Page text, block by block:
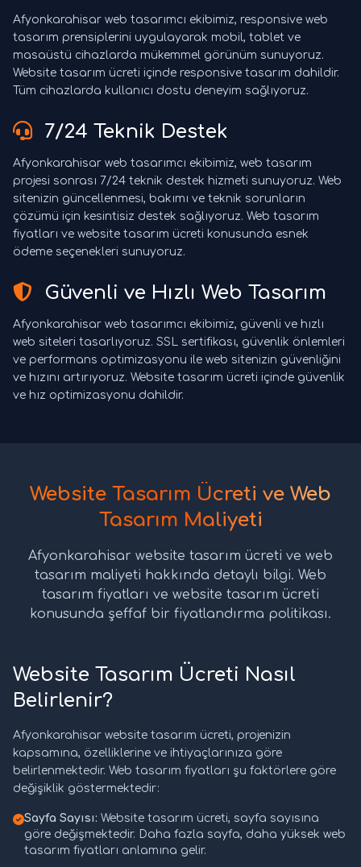
Afyonkarahisar web tasarımcı ekibimiz, responsive web
tasarım prensiplerini uygulayarak mobil, tablet ve
masaüstü cihazlarda mükemmel görünüm sunuyoruz.
Website tasarım ücreti içinde responsive tasarım dahildir.
Tüm cihazlarda kullanıcı dostu deneyim sağlıyoruz.
7/24 Teknik Destek
Afyonkarahisar web tasarımcı ekibimiz, web tasarım
projesi sonrası 7/24 teknik destek hizmeti sunuyoruz. Web
sitenizin güncellenmesi, bakımı ve teknik sorunların
çözümü için kesintisiz destek sağlıyoruz. Web tasarım
fiyatları ve website tasarım ücreti konusunda esnek
ödeme seçenekleri sunuyoruz.
Güvenli ve Hızlı Web Tasarım
Afyonkarahisar web tasarımcı ekibimiz, güvenli ve hızlı
web siteleri tasarlıyoruz. SSL sertifikası, güvenlik önlemleri
ve performans optimizasyonu ile web sitenizin güvenliğini
ve hızını artırıyoruz. Website tasarım ücreti içinde güvenlik
ve hız optimizasyonu dahildir.
Website Tasarım Ücreti ve Web
Tasarım Maliyeti
Afyonkarahisar website tasarım ücreti ve web
tasarım maliyeti hakkında detaylı bilgi. Web
tasarım fiyatları ve website tasarım ücreti
konusunda şeffaf bir fiyatlandırma politikası.
Website Tasarım Ücreti Nasıl
Belirlenir?
Afyonkarahisar website tasarım ücreti, projenizin
kapsamına, özelliklerine ve ihtiyaçlarınıza göre
belirlenmektedir. Web tasarım fiyatları şu faktörlere göre
değişiklik göstermektedir:
Sayfa Sayısı: Website tasarım ücreti, sayfa sayısına
göre değişmektedir. Daha fazla sayfa, daha yüksek web
tasarım fiyatları anlamına gelir.